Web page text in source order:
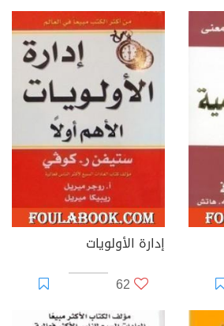
إدارة الأولويات
62